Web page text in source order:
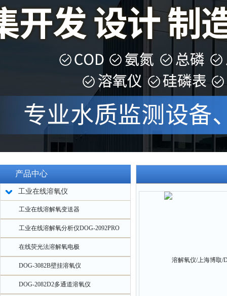
产品中心
工业在线溶氧仪
工业在线溶解氧变送器
工业在线溶解氧分析仪DOG-2092PRO
在线荧光法溶解氧电极
DOG-3082B壁挂溶氧仪
DOG-2082D2多通道溶氧仪